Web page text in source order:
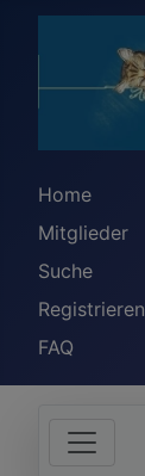
Home
Mitglieder
Suche
Registrieren
FAQ